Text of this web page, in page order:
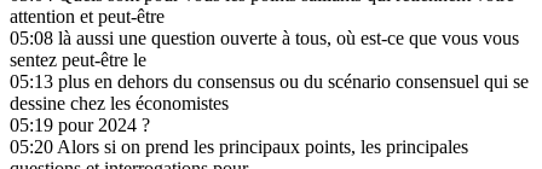
attention et peut-être
05:08 là aussi une question ouverte à tous, où est-ce que vous vous
sentez peut-être le
05:13 plus en dehors du consensus ou du scénario consensuel qui se
dessine chez les économistes
05:19 pour 2024 ?
05:20Alors si on prend les principaux points, les principales